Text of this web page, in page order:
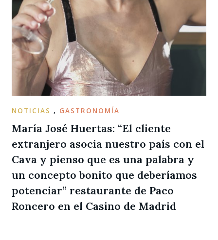
NOTICIAS , GASTRONOMÍA
María José Huertas: “El cliente
extranjero asocia nuestro país con el
Cava y pienso que es una palabra y
un concepto bonito que deberíamos
potenciar” restaurante de Paco
Roncero en el Casino de Madrid